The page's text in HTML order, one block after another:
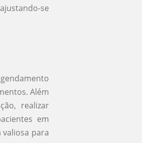
se
Além
realizar
em
para